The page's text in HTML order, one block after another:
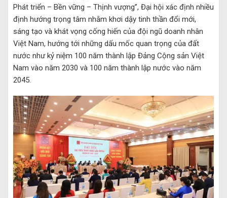
Phát triển – Bền vững – Thịnh vượng”, Đại hội xác định nhiều
định hướng trọng tâm nhằm khơi dậy tinh thần đổi mới,
sáng tạo và khát vọng cống hiến của đội ngũ doanh nhân
Việt Nam, hướng tới những dấu mốc quan trọng của đất
nước như kỷ niệm 100 năm thành lập Đảng Cộng sản Việt
Nam vào năm 2030 và 100 năm thành lập nước vào năm
2045.